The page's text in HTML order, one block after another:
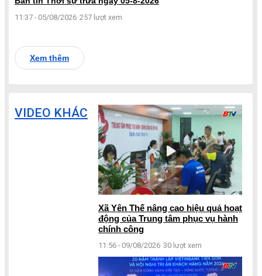
11:37 - 05/08/2026 257 lượt xem
Xem thêm
VIDEO KHÁC
Xã Yên Thế nâng cao hiệu quả hoạt
động của Trung tâm phục vụ hành
chính công
11:56 - 09/08/2026 30 lượt xem